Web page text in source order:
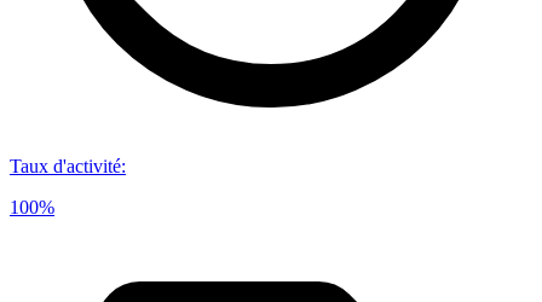
Taux d'activité:
100%